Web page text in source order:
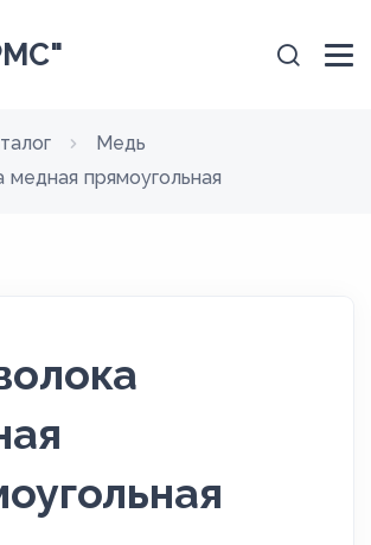
Медь
медная прямоугольная